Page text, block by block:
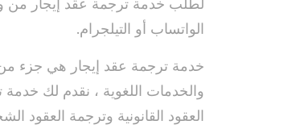
لطلب خدمة ترجمة عقد إيجار من
الواتساب أو التيلجرام.
خدمة ترجمة عقد إيجار هي جزء
والخدمات اللغوية ، نقدم لك خدمة
العقود القانونية وترجمة العقود